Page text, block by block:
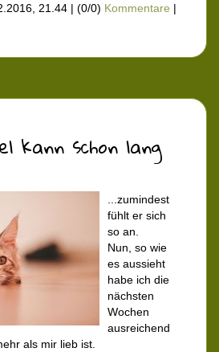
21.44 | (0/0) Kommentare |
kann schon lang
...zumindest
fühlt er sich
so an.
Nun, so wie
es aussieht
habe ich die
nächsten
Wochen
ausreichend
als mir lieb ist.